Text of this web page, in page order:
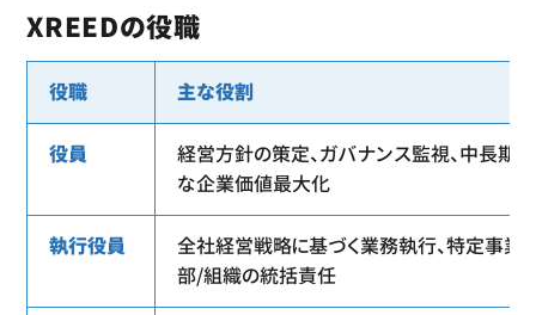
XREEDの役職
役職 主な役割
役員
経営方針の策定、ガバナンス監視、中長期的
な企業価値最大化
執行役員
全社経営戦略に基づく業務執行、特定事業
部/組織の統括責任